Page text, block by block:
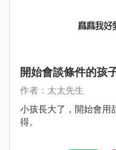
開始會談條件的孩
作者：太太先生
小孩長大了，開始會用
得。